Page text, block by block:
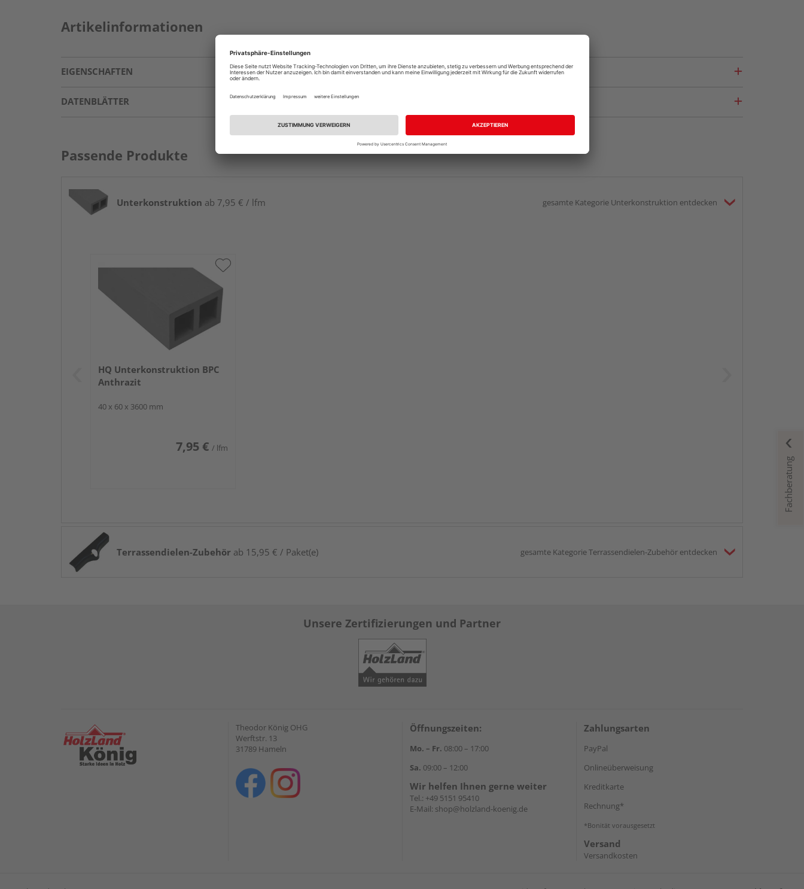
Artikelinformationen
EIGENSCHAFTEN
DATENBLÄTTER
Passende Produkte
Unterkonstruktion ab 7,95 € / lfm gesamte Kategorie Unterkonstruktion entdecken
HQ Unterkonstruktion BPC
Anthrazit
40 x 60 x 3600 mm
7,95 € / lfm
Terrassendielen-Zubehör ab 15,95 € / Paket(e) gesamte Kategorie Terrassendielen-Zubehör entdecken
Fachberatung
Unsere Zertifizierungen und Partner
Theodor König OHG
Werftstr. 13
31789 Hameln
Öffnungszeiten:
Mo. – Fr. 08:00 – 17:00
Sa. 09:00 – 12:00
Wir helfen Ihnen gerne weiter
Tel.: +49 5151 95410
E-Mail: shop@holzland-koenig.de
Zahlungsarten
PayPal
Onlineüberweisung
Kreditkarte
Rechnung*
*Bonität vorausgesetzt
Versand
Versandkosten